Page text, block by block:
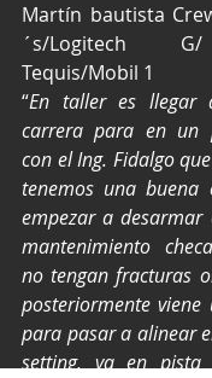
Martín bautista
´s/Logitech
Tequis/Mobil 1
“En taller es llegar
carrera para en un
con el Ing. Fidalgo
tenemos una buena
empezar a
mantenimiento
no tengan fracturas
posteriormente
para pasar a alinear
setting, ya en pista